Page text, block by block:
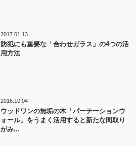
2017.01.13
防犯にも重要な「合わせガラス」の4つの活
用方法
2016.10.04
ウッドワンの無垢の木「パーテーションウ
ォール」をうまく活用すると新たな間取り
がみ...